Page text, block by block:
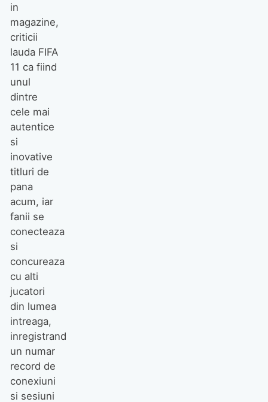
in
magazine,
criticii
lauda FIFA
11 ca fiind
unul
dintre
cele mai
autentice
si
inovative
titluri de
pana
acum, iar
fanii se
conecteaza
si
concureaza
cu alti
jucatori
din lumea
intreaga,
inregistrand
un numar
record de
conexiuni
si sesiuni